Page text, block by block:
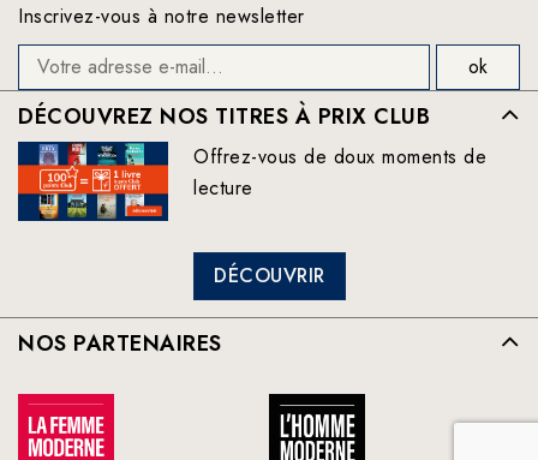
Inscrivez-vous à notre newsletter
DÉCOUVREZ NOS TITRES À PRIX CLUB
Offrez-vous de doux moments de
lecture
DÉCOUVRIR
NOS PARTENAIRES